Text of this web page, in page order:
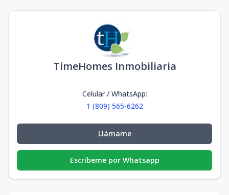
TimeHomes Inmobiliaria
Celular / WhatsApp:
1 (809) 565-6262
Llámame
Escribeme por Whatsapp